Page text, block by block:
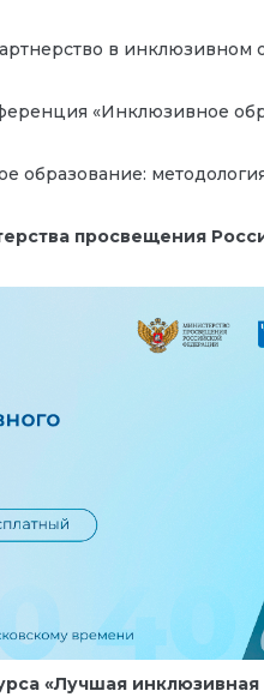
в инклюзивном
«Инклюзивное
просвещения
«Лучшая